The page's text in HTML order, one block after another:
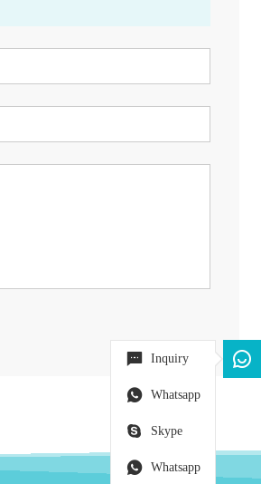
Inquiry
Whatsapp
Skype
Whatsapp